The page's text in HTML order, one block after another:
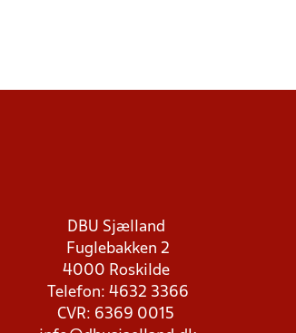
DBU Sjælland
Fuglebakken 2
4000 Roskilde
Telefon: 4632 3366
CVR: 6369 0015